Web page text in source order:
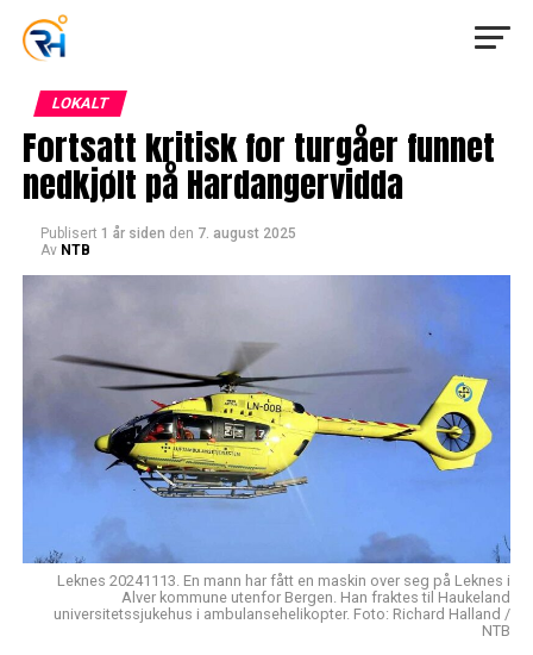
LOKALT
Fortsatt kritisk for turgåer funnet
nedkjølt på Hardangervidda
Publisert 1 år siden den 7. august 2025
Av NTB
Leknes 20241113. En mann har fått en maskin over seg på Leknes i
Alver kommune utenfor Bergen. Han fraktes til Haukeland
universitetssjukehus i ambulansehelikopter. Foto: Richard Halland /
NTB